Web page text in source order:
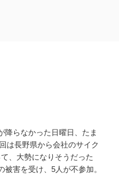
降らなかった日曜日、たま
は長野県から会社のサイク
、大勢になりそうだった
害を受け、5人が不参加。